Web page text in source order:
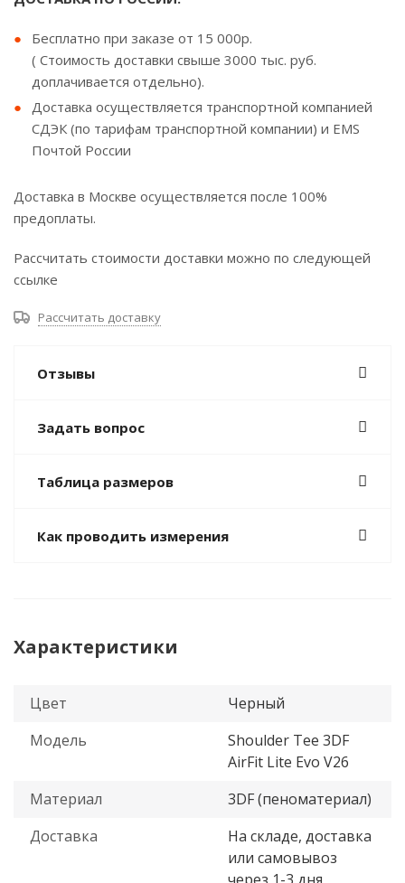
Бесплатно при заказе от 15 000р.
( Стоимость доставки свыше 3000 тыс. руб.
доплачивается отдельно).
Доставка осуществляется транспортной компанией
СДЭК (по тарифам транспортной компании) и EMS
Почтой России
Доставка в Москве осуществляется после 100%
предоплаты.
Рассчитать стоимости доставки можно по следующей
ссылке
Рассчитать доставку
Отзывы
Задать вопрос
Таблица размеров
Как проводить измерения
Характеристики
Цвет
Черный
Модель
Shoulder Tee 3DF
AirFit Lite Evo V26
Материал
3DF (пеноматериал)
Доставка
На складе, доставка
или самовывоз